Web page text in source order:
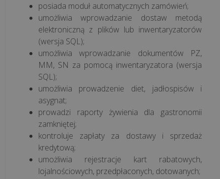
posiada moduł automatycznych zamówień;
umożliwia wprowadzanie dostaw metodą
elektroniczną z plików lub inwentaryzatorów
(wersja SQL);
umożliwia wprowadzanie dokumentów PZ,
MM, SN za pomocą inwentaryzatora (wersja
SQL);
umożliwia prowadzenie diet, jadłospisów i
asygnat;
prowadzi raporty żywienia dla gastronomii
zamkniętej;
kontroluje zapłaty za dostawy i sprzedaż
kredytową;
umożliwia rejestracje kart rabatowych,
lojalnościowych, przedpłaconych, dotowanych;